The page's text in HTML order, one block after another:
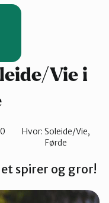
Vie i
Hvor: Soleide/Vie,
Førde
spirer og gror!